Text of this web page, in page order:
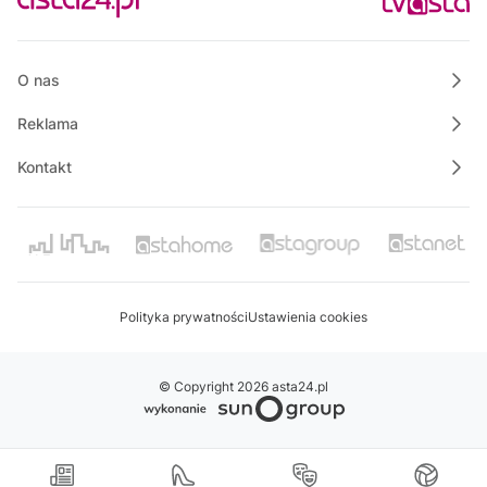
Wielkopolska na Weekend
20:00
O nas
Reklama
Kontakt
Polityka prywatnościUstawienia cookies
© Copyright 2026 asta24.pl